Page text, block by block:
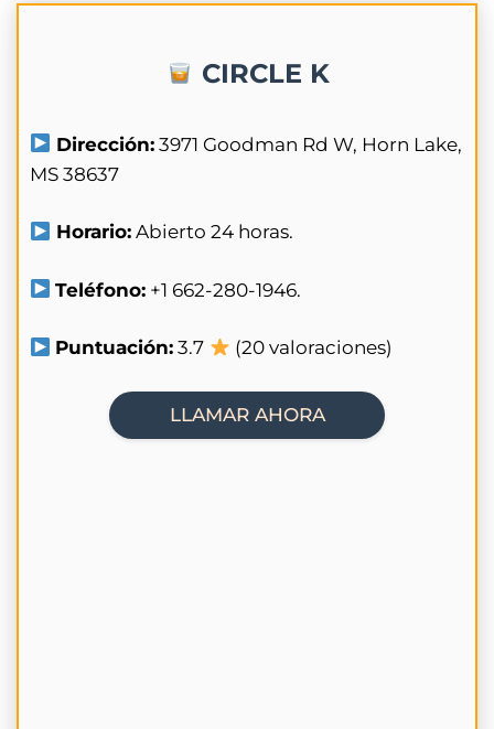
CIRCLE K
Dirección: 3971 Goodman Rd W, Horn Lake,
MS 38637
Horario: Abierto 24 horas.
Teléfono: +1 662-280-1946.
Puntuación: 3.7 (20 valoraciones)
LLAMAR AHORA